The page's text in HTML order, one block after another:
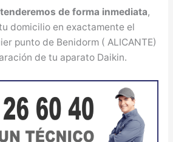
de forma inmediata,
domicilio en exactamente el
punto de Benidorm ( ALICANTE)
de tu aparato Daikin.